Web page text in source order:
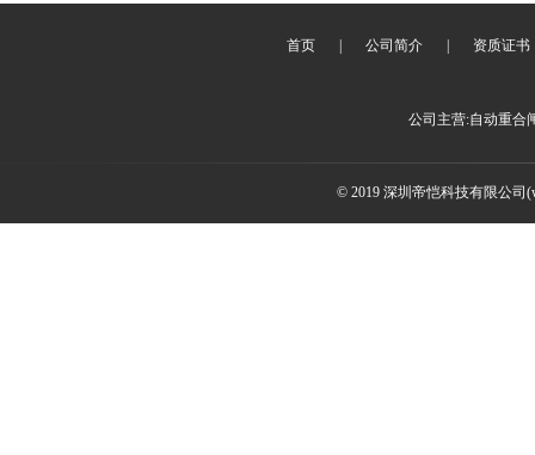
首页 公司简介 资质证书
公司主营:自动重合
© 2019 深圳帝恺科技有限公司